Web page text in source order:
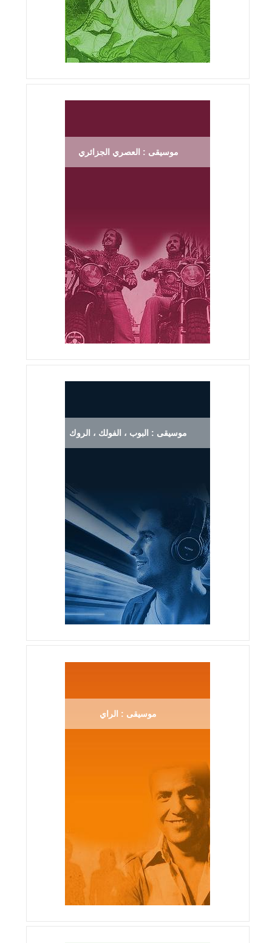
موسيقى : العصري الجزائري
موسيقى : البوب ، الفولك ، الروك
موسيقى : الراي